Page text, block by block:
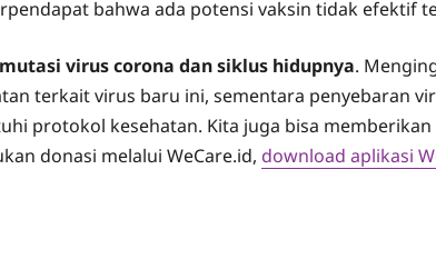
bahwa ada potensi vaksin tidak efektif
mutasi virus corona dan siklus hidupnya.
terkait virus baru ini, sementara penyebaran
protokol kesehatan. Kita juga bisa
donasi melalui WeCare.id, download aplikasi